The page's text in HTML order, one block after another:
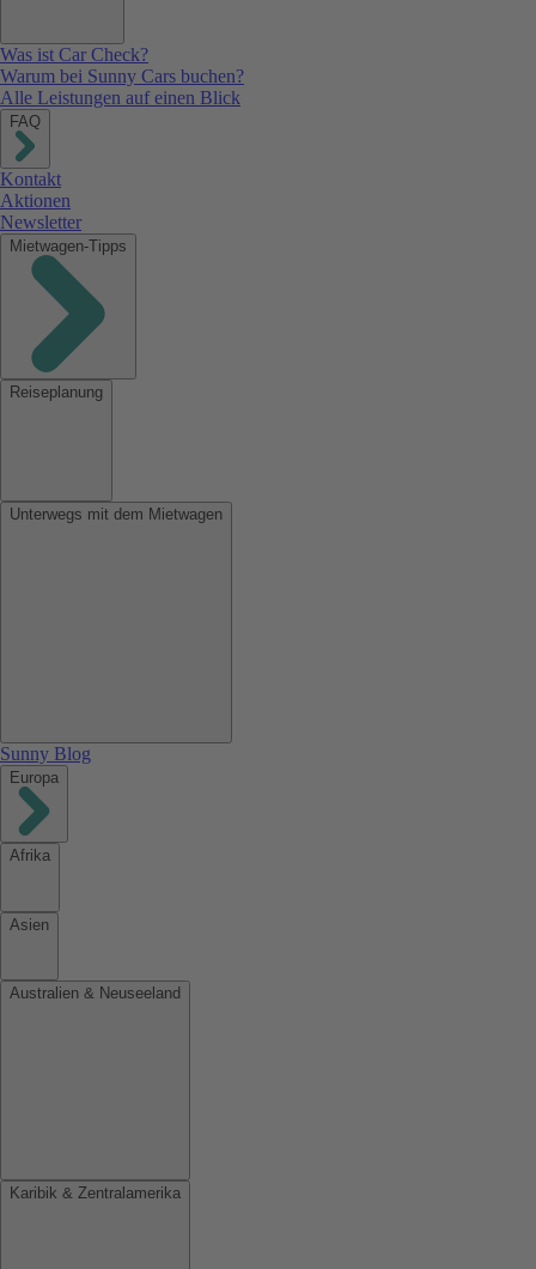
Was ist Car Check?
Warum bei Sunny Cars buchen?
Alle Leistungen auf einen Blick
FAQ
Kontakt
Aktionen
Newsletter
Mietwagen-Tipps
Reiseplanung
Unterwegs mit dem Mietwagen
Sunny Blog
Europa
Afrika
Asien
Australien & Neuseeland
Karibik & Zentralamerika